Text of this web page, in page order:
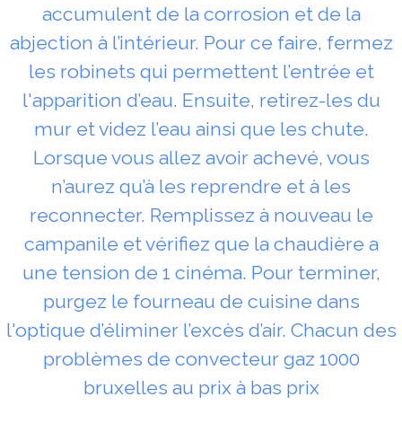
accumulent de la corrosion et de la
abjection à l’intérieur. Pour ce faire, fermez
les robinets qui permettent l’entrée et
l'apparition d’eau. Ensuite, retirez-les du
mur et videz l’eau ainsi que les chute.
Lorsque vous allez avoir achevé, vous
n’aurez qu’à les reprendre et à les
reconnecter. Remplissez à nouveau le
campanile et vérifiez que la chaudière a
une tension de 1 cinéma. Pour terminer,
purgez le fourneau de cuisine dans
l'optique d’éliminer l’excès d’air. Chacun des
problèmes de convecteur gaz 1000
bruxelles au prix à bas prix